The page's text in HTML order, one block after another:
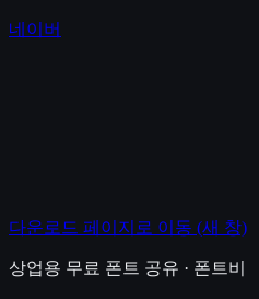
네이버
다운로드 페이지로 이동 (새 창)
상업용 무료 폰트 공유 · 폰트비